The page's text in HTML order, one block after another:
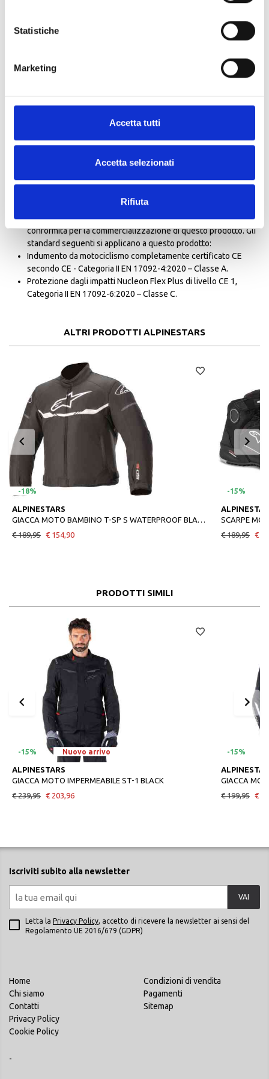
Statistiche
Marketing
Accetta tutti
Accetta selezionati
Rifiuta
riporre in modo sicuro oggetti di valore e personali.
I regolatori di volume delle maniche con bottoni a pressione su
una vestibilità gradevole e su misura.
Taglio esteso sulla schiena per una maggiore copertura in
per una maggiore versatilità.
Tirazip di collegamento dei pantaloni per una vestibilità sicura
Tech-Air® Ready.
per una protezione efficace dagli impatti.
Secondo la normativa europea, il marchio CE è un requisito di
conformità per la commercializzazione di questo prodotto. Gli
standard seguenti si applicano a questo prodotto:
Indumento da motociclismo completamente certificato CE
secondo CE - Categoria II EN 17092-4:2020 – Classe A.
Protezione dagli impatti Nucleon Flex Plus di livello CE 1,
Categoria II EN 17092-6:2020 – Classe C.
ALTRI PRODOTTI ALPINESTARS
-18%
ALPINESTARS
GIACCA MOTO BAMBINO T-SP S WATERPROOF BLACK WHITE
€ 189,95 € 154,90
-15%
SCARPE
€ 189,95 €
PRODOTTI SIMILI
-15% Nuovo arrivo
ALPINESTARS
GIACCA MOTO IMPERMEABILE ST-1 BLACK
€ 239,95 € 203,96
-15%
GIACCA
€ 199,95 €
Iscriviti subito alla newsletter
VAI
Letta la Privacy Policy, accetto di ricevere la newsletter ai sensi del
Regolamento UE 2016/679 (GDPR)
Home
Chi siamo
Contatti
Privacy Policy
Cookie Policy
Condizioni di vendita
Pagamenti
Sitemap
-